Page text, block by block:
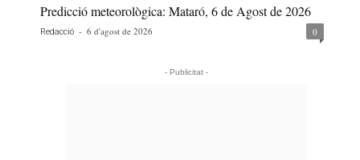
Predicció meteorològica: Mataró, 6 de Agost de 2026
Redacció - 6 d'agost de 2026 0
- Publicitat -